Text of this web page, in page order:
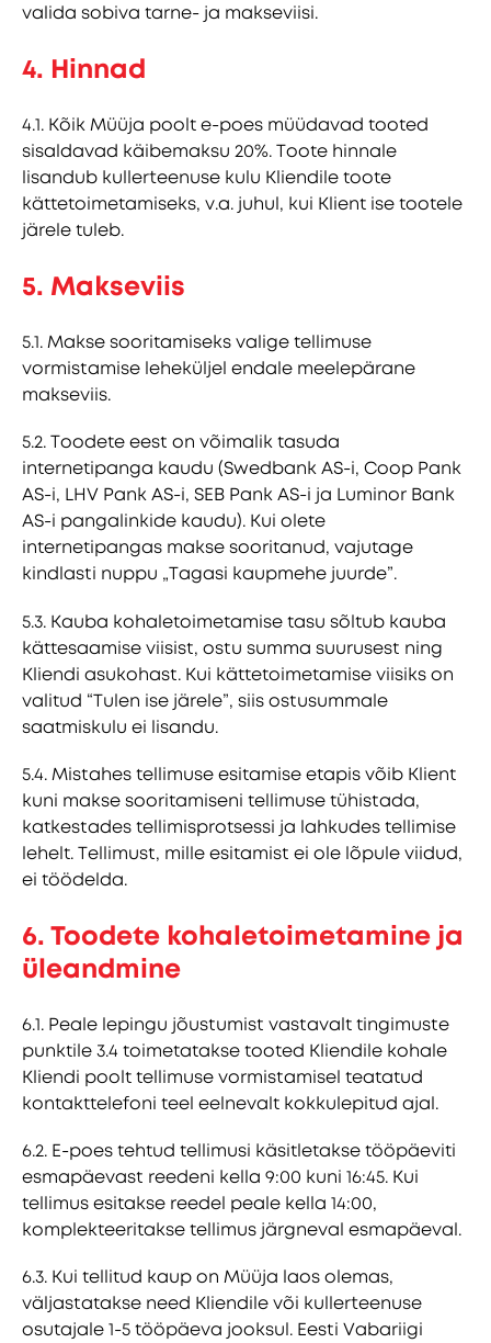
valida sobiva tarne- ja makseviisi.
4. Hinnad
4.1. Kõik Müüja poolt e-poes müüdavad tooted
sisaldavad käibemaksu 20%. Toote hinnale
lisandub kullerteenuse kulu Kliendile toote
kättetoimetamiseks, v.a. juhul, kui Klient ise tootele
järele tuleb.
5. Makseviis
5.1. Makse sooritamiseks valige tellimuse
vormistamise leheküljel endale meelepärane
makseviis.
5.2. Toodete eest on võimalik tasuda
internetipanga kaudu (Swedbank AS-i, Coop Pank
AS-i, LHV Pank AS-i, SEB Pank AS-i ja Luminor Bank
AS-i pangalinkide kaudu). Kui olete
internetipangas makse sooritanud, vajutage
kindlasti nuppu „Tagasi kaupmehe juurde”.
5.3. Kauba kohaletoimetamise tasu sõltub kauba
kättesaamise viisist, ostu summa suurusest ning
Kliendi asukohast. Kui kättetoimetamise viisiks on
valitud “Tulen ise järele”, siis ostusummale
saatmiskulu ei lisandu.
5.4. Mistahes tellimuse esitamise etapis võib Klient
kuni makse sooritamiseni tellimuse tühistada,
katkestades tellimisprotsessi ja lahkudes tellimise
lehelt. Tellimust, mille esitamist ei ole lõpule viidud,
ei töödelda.
6. Toodete kohaletoimetamine ja
üleandmine
6.1. Peale lepingu jõustumist vastavalt tingimuste
punktile 3.4 toimetatakse tooted Kliendile kohale
Kliendi poolt tellimuse vormistamisel teatatud
kontakttelefoni teel eelnevalt kokkulepitud ajal.
6.2. E-poes tehtud tellimusi käsitletakse tööpäeviti
esmapäevast reedeni kella 9:00 kuni 16:45. Kui
tellimus esitakse reedel peale kella 14:00,
komplekteeritakse tellimus järgneval esmapäeval.
6.3. Kui tellitud kaup on Müüja laos olemas,
väljastatakse need Kliendile või kullerteenuse
osutajale 1-5 tööpäeva jooksul. Eesti Vabariigi